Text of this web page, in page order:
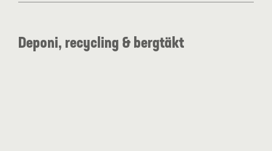
Deponi, recycling & bergtäkt